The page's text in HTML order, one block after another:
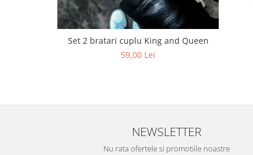
Set 2 bratari cuplu King and Queen
59,00 Lei
NEWSLETTER
Nu rata ofertele si promotiile noastre